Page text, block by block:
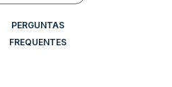
PERGUNTAS
FREQUENTES